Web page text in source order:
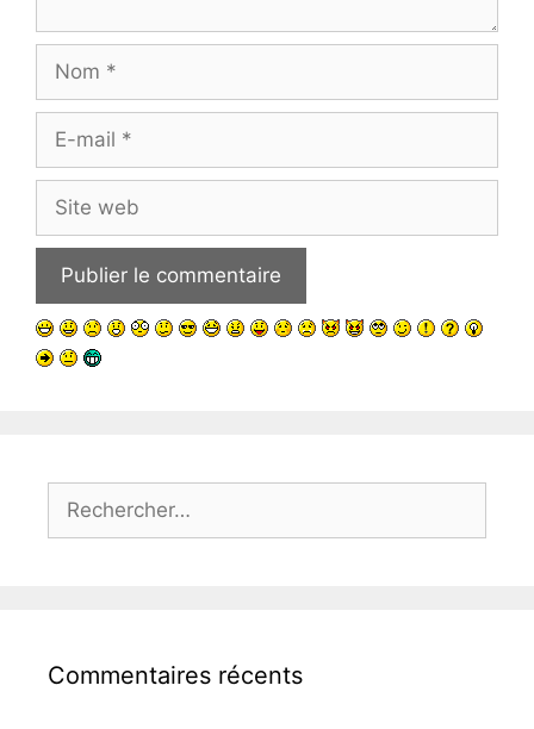
mail
web
Commentaires récents